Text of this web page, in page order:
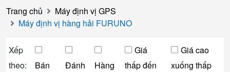
Trang chủ
Máy định vị GPS
Máy định vị hàng hải FURUNO
Xếp
theo:
Bán
Đánh
Hàng
Giá
thấp đến
Giá cao
xuống thấp